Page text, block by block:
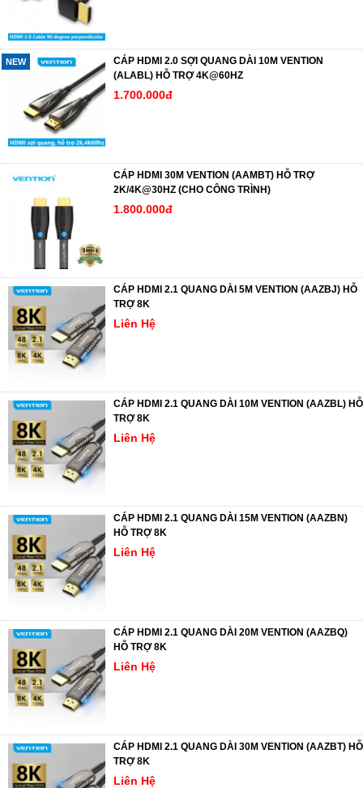
NEW
CÁP HDMI 2.0 SỢI QUANG DÀI 10M VENTION
(ALABL) HỖ TRỢ 4K@60HZ
1.700.000đ
CÁP HDMI 30M VENTION (AAMBT) HỖ TRỢ
2K/4K@30HZ (CHO CÔNG TRÌNH)
1.800.000đ
CÁP HDMI 2.1 QUANG DÀI 5M VENTION (AAZBJ) HỖ
TRỢ 8K
Liên Hệ
CÁP HDMI 2.1 QUANG DÀI 10M VENTION (AAZBL) HỖ
TRỢ 8K
Liên Hệ
CÁP HDMI 2.1 QUANG DÀI 15M VENTION (AAZBN)
HỖ TRỢ 8K
Liên Hệ
CÁP HDMI 2.1 QUANG DÀI 20M VENTION (AAZBQ)
HỖ TRỢ 8K
Liên Hệ
CÁP HDMI 2.1 QUANG DÀI 30M VENTION (AAZBT) HỖ
TRỢ 8K
Liên Hệ